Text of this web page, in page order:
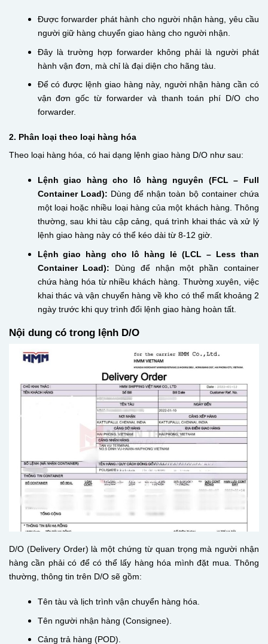
Được forwarder phát hành cho người nhận hàng, yêu cầu
người giữ hàng chuyển giao hàng cho người nhận.
Đây là trường hợp forwarder không phải là người phát
hành vận đơn, mà chỉ là đại diện cho hãng tàu.
Để có được lệnh giao hàng này, người nhận hàng cần có
vận đơn gốc từ forwarder và thanh toán phí D/O cho
forwarder.
2. Phân loại theo loại hàng hóa
Theo loại hàng hóa, có hai dạng lệnh giao hàng D/O như sau:
Lệnh giao hàng cho lô hàng nguyên (FCL – Full
Container Load): Dùng để nhận toàn bộ container chứa
một loại hoặc nhiều loại hàng của một khách hàng. Thông
thường, sau khi tàu cập cảng, quá trình khai thác và xử lý
lệnh giao hàng này có thể kéo dài từ 8-12 giờ.
Lệnh giao hàng cho lô hàng lẻ (LCL – Less than
Container Load): Dùng để nhận một phần container
chứa hàng hóa từ nhiều khách hàng. Thường xuyên, việc
khai thác và vận chuyển hàng về kho có thể mất khoảng 2
ngày trước khi quy trình đổi lệnh giao hàng hoàn tất.
Nội dung có trong lệnh D/O
D/O (Delivery Order) là một chứng từ quan trọng mà người nhận
hàng cần phải có để có thể lấy hàng hóa mình đặt mua. Thông
thường, thông tin trên D/O sẽ gồm:
Tên tàu và lịch trình vận chuyển hàng hóa.
Tên người nhận hàng (Consignee).
Cảng trả hàng (POD).